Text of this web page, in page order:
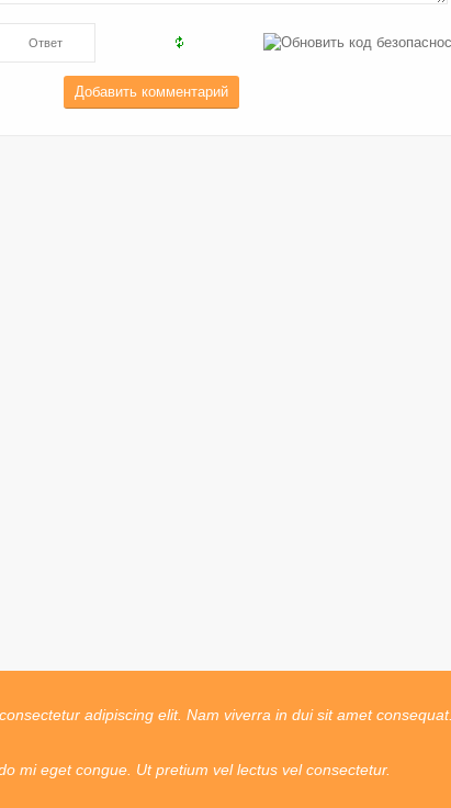
adipiscing elit. Nam viverra in dui sit amet consequat.
mi eget congue. Ut pretium vel lectus vel consectetur.